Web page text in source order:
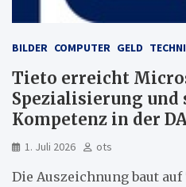
BILDER COMPUTER GELD
Tieto erreicht
Spezialisierung und
Kompetenz in der
1. Juli 2026 ots
Die Auszeichnung baut